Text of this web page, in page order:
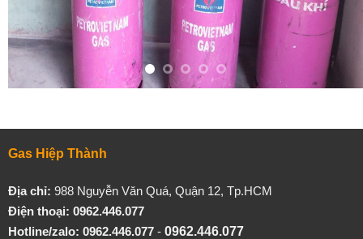
Gas Hiệp Thành
Địa chỉ: 988 Nguyễn Văn Quá, Quận 12, Tp.HCM
Điện thoại: 0962.446.077
Hotline/zalo: 0962.446.077- 0962.446.077